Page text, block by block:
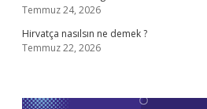
Temmuz 24, 2026
Hirvatça nasılsın ne demek ?
Temmuz 22, 2026